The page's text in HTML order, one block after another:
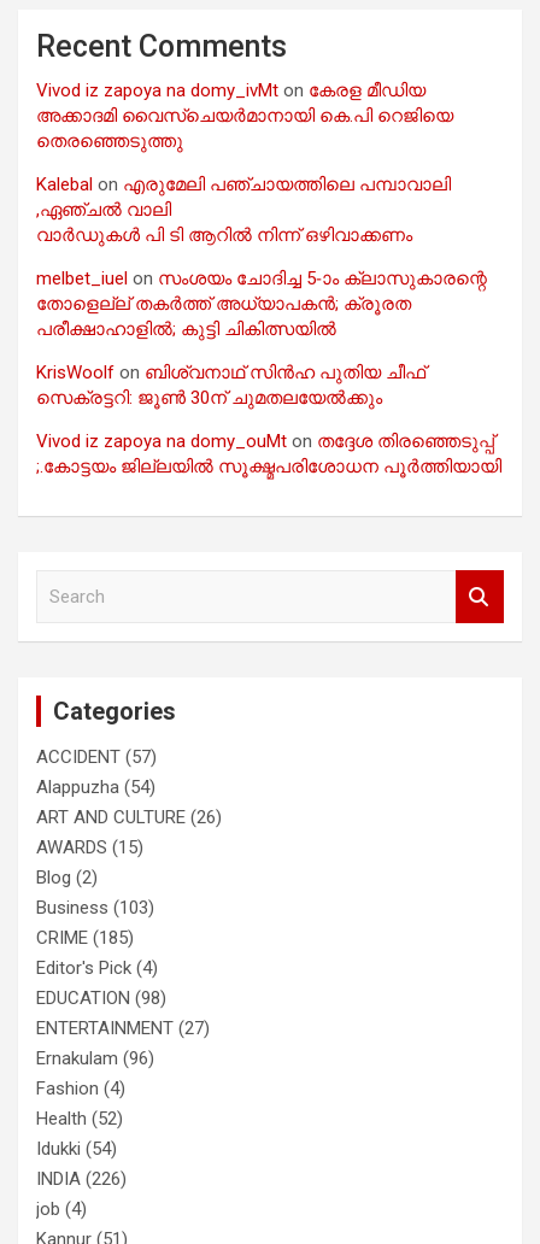
Recent Comments
Vivod iz zapoya na domy_ivMt on കേരള മീഡിയ
അക്കാദമി വൈസ്ചെയർമാനായി കെ.പി റെജിയെ
തെരഞ്ഞെടുത്തു
Kalebal on എരുമേലി പഞ്ചായത്തിലെ പമ്പാവാലി
,ഏഞ്ചൽ വാലി
വാർഡുകൾ പി ടി ആറിൽ നിന്ന് ഒഴിവാക്കണം
melbet_iuel on സംശയം ചോദിച്ച 5-ാം ക്ലാസുകാരന്റെ
തോളെല്ല് തകർത്ത് അധ്യാപകൻ; ക്രൂരത
പരീക്ഷാഹാളിൽ; കുട്ടി ചികിത്സയിൽ
KrisWoolf on ബിശ്വനാഥ് സിൻഹ പുതിയ ചീഫ്
സെക്രട്ടറി: ജൂൺ 30ന് ചുമതലയേൽക്കും
Vivod iz zapoya na domy_ouMt on തദ്ദേശ തിരഞ്ഞെടുപ്പ്
;.കോട്ടയം ജില്ലയിൽ സൂക്ഷ്മപരിശോധന പൂർത്തിയായി
Categories
ACCIDENT (57)
Alappuzha (54)
ART AND CULTURE (26)
AWARDS (15)
Blog (2)
Business (103)
CRIME (185)
Editor's Pick (4)
EDUCATION (98)
ENTERTAINMENT (27)
Ernakulam (96)
Fashion (4)
Health (52)
Idukki (54)
INDIA (226)
job (4)
Kannur (51)